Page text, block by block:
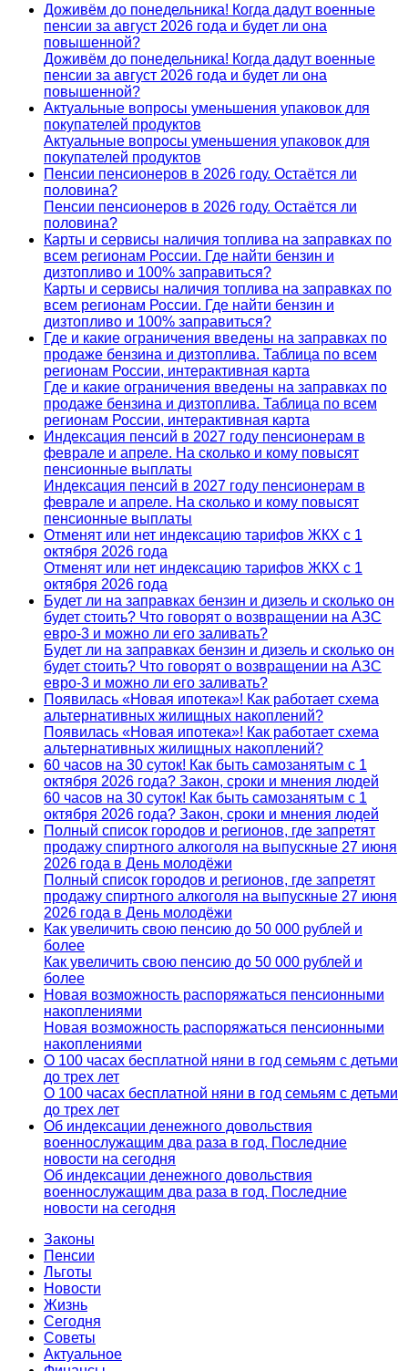
Доживём до понедельника! Когда дадут военные
пенсии за август 2026 года и будет ли она
повышенной?
Доживём до понедельника! Когда дадут военные
пенсии за август 2026 года и будет ли она
повышенной?
Актуальные вопросы уменьшения упаковок для
покупателей продуктов
Актуальные вопросы уменьшения упаковок для
покупателей продуктов
Пенсии пенсионеров в 2026 году. Остаётся ли
половина?
Пенсии пенсионеров в 2026 году. Остаётся ли
половина?
Карты и сервисы наличия топлива на заправках по
всем регионам России. Где найти бензин и
дизтопливо и 100% заправиться?
Карты и сервисы наличия топлива на заправках по
всем регионам России. Где найти бензин и
дизтопливо и 100% заправиться?
Где и какие ограничения введены на заправках по
продаже бензина и дизтоплива. Таблица по всем
регионам России, интерактивная карта
Где и какие ограничения введены на заправках по
продаже бензина и дизтоплива. Таблица по всем
регионам России, интерактивная карта
Индексация пенсий в 2027 году пенсионерам в
феврале и апреле. На сколько и кому повысят
пенсионные выплаты
Индексация пенсий в 2027 году пенсионерам в
феврале и апреле. На сколько и кому повысят
пенсионные выплаты
Отменят или нет индексацию тарифов ЖКХ с 1
октября 2026 года
Отменят или нет индексацию тарифов ЖКХ с 1
октября 2026 года
Будет ли на заправках бензин и дизель и сколько он
будет стоить? Что говорят о возвращении на АЗС
евро-3 и можно ли его заливать?
Будет ли на заправках бензин и дизель и сколько он
будет стоить? Что говорят о возвращении на АЗС
евро-3 и можно ли его заливать?
Появилась «Новая ипотека»! Как работает схема
альтернативных жилищных накоплений?
Появилась «Новая ипотека»! Как работает схема
альтернативных жилищных накоплений?
60 часов на 30 суток! Как быть самозанятым с 1
октября 2026 года? Закон, сроки и мнения людей
60 часов на 30 суток! Как быть самозанятым с 1
октября 2026 года? Закон, сроки и мнения людей
Полный список городов и регионов, где запретят
продажу спиртного алкоголя на выпускные 27 июня
2026 года в День молодёжи
Полный список городов и регионов, где запретят
продажу спиртного алкоголя на выпускные 27 июня
2026 года в День молодёжи
Как увеличить свою пенсию до 50 000 рублей и
более
Как увеличить свою пенсию до 50 000 рублей и
более
Новая возможность распоряжаться пенсионными
накоплениями
Новая возможность распоряжаться пенсионными
накоплениями
О 100 часах бесплатной няни в год семьям с детьми
до трех лет
О 100 часах бесплатной няни в год семьям с детьми
до трех лет
Об индексации денежного довольствия
военнослужащим два раза в год. Последние
новости на сегодня
Об индексации денежного довольствия
военнослужащим два раза в год. Последние
новости на сегодня
Законы
Пенсии
Льготы
Новости
Жизнь
Сегодня
Советы
Актуальное